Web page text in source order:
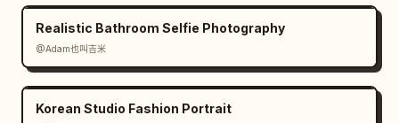
Realistic Bathroom Selfie Photography
@Adam也叫吉米
Korean Studio Fashion Portrait